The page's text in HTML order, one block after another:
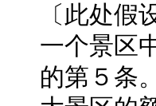
〔此处
一个景区
的第５条